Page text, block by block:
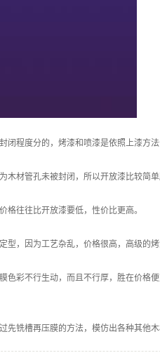
程度分的，烤漆和喷漆是依照上漆方法
材管孔未被封闭，所以开放漆比较简单
往往比开放漆要低，性价比更高。
，因为工艺杂乱，价格很高，高级的烤
彩不行生动，而且不行厚，胜在价格便
铣槽再压膜的方法，模仿出各种其他木